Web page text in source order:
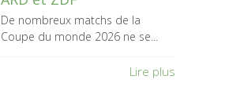
De nombreux matchs de la
Coupe du monde 2026 ne se...
Lire plus